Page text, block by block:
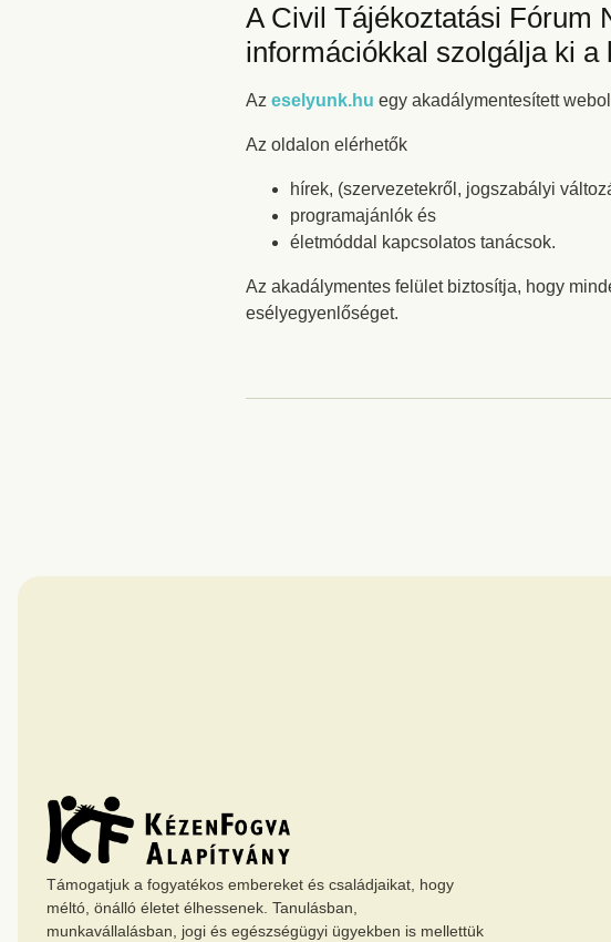
A Civil Tájékoztatási Fórum
információkkal szolgálja ki a
Az eselyunk.hu egy akadálymentesített
Az oldalon elérhetők
hírek, (szervezetekről, jogszabályi
programajánlók és
életmóddal kapcsolatos tanácsok.
Az akadálymentes felület biztosítja, hogy
esélyegyenlőséget.
Támogatjuk a fogyatékos embereket és családjaikat, hogy
méltó, önálló életet élhessenek. Tanulásban,
munkavállalásban, jogi és egészségügyi ügyekben is mellettük